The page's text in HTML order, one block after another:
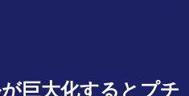
巨大化するとプチ